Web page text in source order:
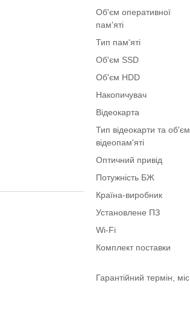
Об'єм оперативної
пам'яті
Тип пам'яті
Об'єм SSD
Об'єм HDD
Накопичувач
Відеокарта
Тип відеокарти та об'єм
відеопам'яті
Оптичний привід
Потужність БЖ
Країна-виробник
Установлене ПЗ
Wi-Fi
Комплект поставки
Гарантійний термін, міс.